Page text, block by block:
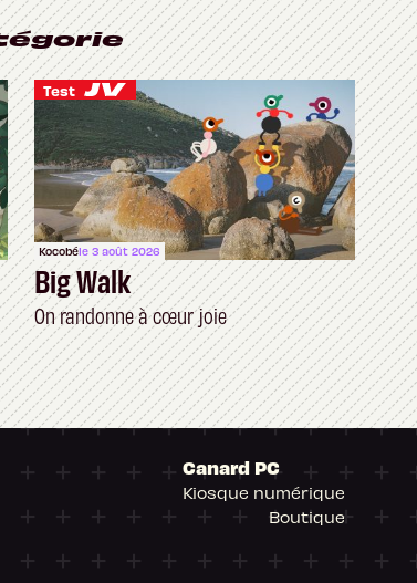
Test
Kocobéle 3 août 2026
Big Walk
On randonne à cœur joie
Canard PC
Kiosque numérique
Boutique